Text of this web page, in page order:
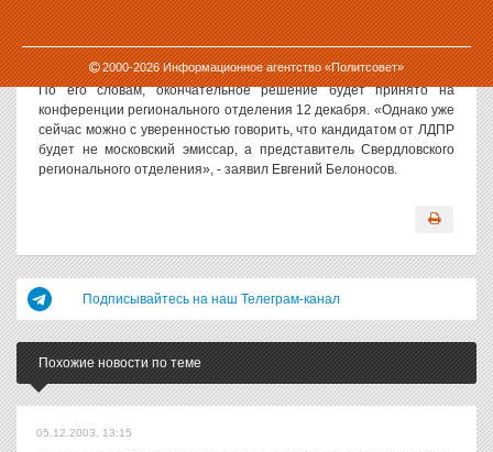
2000-2026Информационное агентство «Политсовет»
Государственной думы в Верх-Исетском одномандатном
избирательном округе», - сообщил руководитель СРО ЛДПР
Евгений Белоносов.
По его словам, окончательное решение будет принято на
конференции регионального отделения 12 декабря. «Однако уже
сейчас можно с уверенностью говорить, что кандидатом от ЛДПР
будет не московский эмиссар, а представитель Свердловского
регионального отделения», - заявил Евгений Белоносов.
Подписывайтесь на наш Телеграм-канал
Похожие новости по теме
05.12.2003, 13:15